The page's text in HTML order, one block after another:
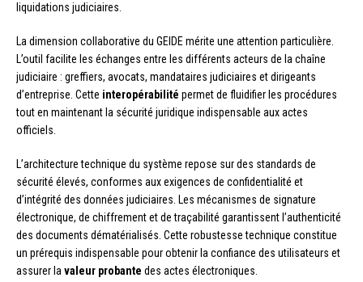
liquidations judiciaires.
La dimension collaborative du GEIDE mérite une attention particulière.
L’outil facilite les échanges entre les différents acteurs de la chaîne
judiciaire : greffiers, avocats, mandataires judiciaires et dirigeants
d’entreprise. Cette interopérabilité permet de fluidifier les procédures
tout en maintenant la sécurité juridique indispensable aux actes
officiels.
L’architecture technique du système repose sur des standards de
sécurité élevés, conformes aux exigences de confidentialité et
d’intégrité des données judiciaires. Les mécanismes de signature
électronique, de chiffrement et de traçabilité garantissent l’authenticité
des documents dématérialisés. Cette robustesse technique constitue
un prérequis indispensable pour obtenir la confiance des utilisateurs et
assurer lavaleur probante des actes électroniques.